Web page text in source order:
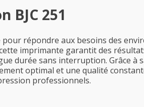
BJC 251
pour répondre aux besoins des
imprimante garantit des
durée sans interruption. Grâce à
optimal et une qualité
professionnels.